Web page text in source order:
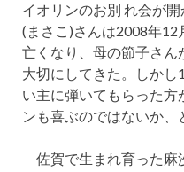
イオリンのお別 れ会が
(まさこ)さんは2008年
亡くなり、母の節子さん
大切にしてきた。しかし
い主に弾いてもらった方
ンも喜ぶのではないか、
佐賀で生まれ育った麻